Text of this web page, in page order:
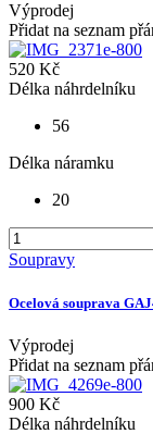
Výprodej
Přidat na seznam
520 Kč
Délka náhrdelníku
56
Délka náramku
20
Soupravy
Ocelová souprava
Výprodej
Přidat na seznam
900 Kč
Délka náhrdelníku